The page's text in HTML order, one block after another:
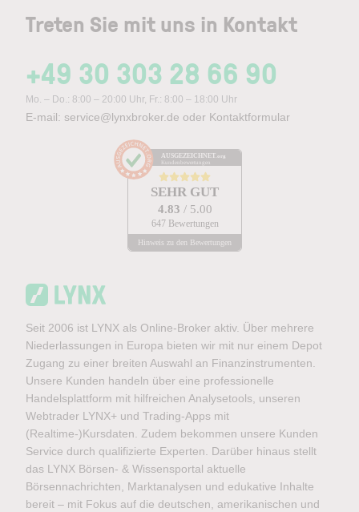
Treten Sie mit uns in Kontakt
+49 30 303 28 66 90
Mo. – Do.: 8:00 – 20:00 Uhr, Fr.: 8:00 – 18:00 Uhr
E-mail: service@lynxbroker.de oder Kontaktformular
AUSGEZEICHNET .org
Kundenbewertungen
SEHR GUT
4.83 / 5.00
647 Bewertungen
Hinweis zu den Bewertungen
Seit 2006 ist LYNX als Online-Broker aktiv. Über mehrere
Niederlassungen in Europa bieten wir mit nur einem Depot
Zugang zu einer breiten Auswahl an Finanzinstrumenten.
Unsere Kunden handeln über eine professionelle
Handelsplattform mit hilfreichen Analysetools, unseren
Webtrader LYNX+ und Trading-Apps mit
(Realtime-)Kursdaten. Zudem bekommen unsere Kunden
Service durch qualifizierte Experten. Darüber hinaus stellt
das LYNX Börsen- & Wissensportal aktuelle
Börsennachrichten, Marktanalysen und edukative Inhalte
bereit – mit Fokus auf die deutschen, amerikanischen und